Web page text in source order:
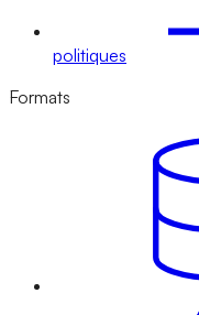
politiques
Formats